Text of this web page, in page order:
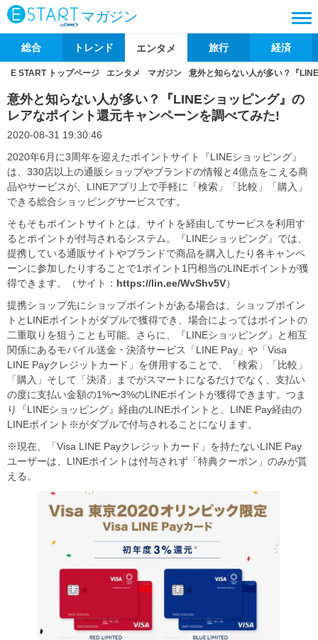
マガジン
総合 トレンド エンタメ 旅行 経済
E START トップページ エンタメ マガジン 意外と知らない人が多い？『
意外と知らない人が多い？『LINEショッピング』の
レアなポイント還元キャンペーンを調べてみた!
2020-08-31 19:30:46
2020年6月に3周年を迎えたポイントサイト『LINEショッピング』
は、330店以上の通販ショップやブランドの情報と4億点をこえる商
品やサービスが、LINEアプリ上で手軽に「検索」「比較」「購入」
できる総合ショッピングサービスです。
そもそもポイントサイトとは、サイトを経由してサービスを利用す
るとポイントが付与されるシステム。『LINEショッピング』では、
提携している通販サイトやブランドで商品を購入したり各キャンペ
ーンに参加したりすることで1ポイント1円相当のLINEポイントが獲
得できます。（サイト： https://lin.ee/WvShv5V）
提携ショップ先にショップポイントがある場合は、ショップポイン
トとLINEポイントがダブルで獲得でき、場合によってはポイントの
二重取りを狙うことも可能。さらに、『LINEショッピング』と相互
関係にあるモバイル送金・決済サービス「LINE Pay」や「Visa
LINE Payクレジットカード」を併用することで、「検索」「比較」
「購入」そして「決済」までがスマートになるだけでなく、支払い
の度に支払い金額の1%〜3%のLINEポイントが獲得できます。つま
り『LINEショッピング』経由のLINEポイントと、LINE Pay経由の
LINEポイント※がダブルで付与されることになります。
※現在、「Visa LINE Payクレジットカード」を持たないLINE Pay
ユーザーは、LINEポイントは付与されず「特典クーポン」のみが貰
える。